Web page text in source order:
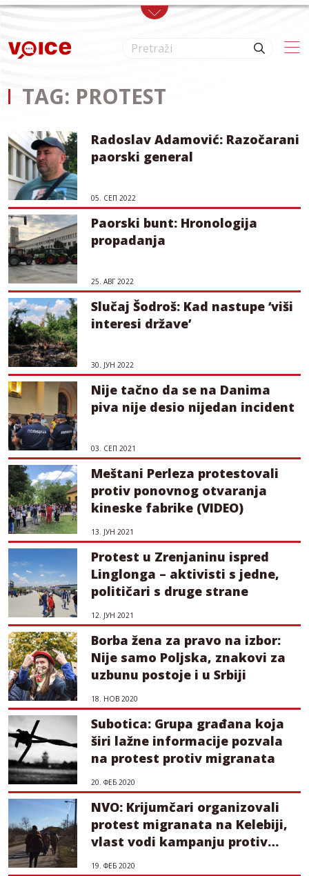
Skip to main content
TAG: PROTEST
Radoslav Adamović: Razočarani
paorski general
05. СЕП 2022
Paorski bunt: Hronologija
propadanja
25. АВГ 2022
Slučaj Šodroš: Kad nastupe ‘viši
interesi države’
30. ЈУН 2022
Nije tačno da se na Danima
piva nije desio nijedan incident
03. СЕП 2021
Meštani Perleza protestovali
protiv ponovnog otvaranja
kineske fabrike (VIDEO)
13. ЈУН 2021
Protest u Zrenjaninu ispred
Linglonga – aktivisti s jedne,
političari s druge strane
12. ЈУН 2021
Borba žena za pravo na izbor:
Nije samo Poljska, znakovi za
uzbunu postoje i u Srbiji
18. НОВ 2020
Subotica: Grupa građana koja
širi lažne informacije pozvala
na protest protiv migranata
20. ФЕБ 2020
NVO: Krijumčari organizovali
protest migranata na Kelebiji,
vlast vodi kampanju protiv
civilnih organizacija
19. ФЕБ 2020